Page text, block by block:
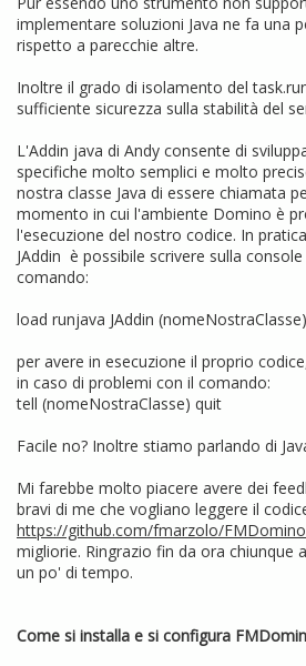
implementare soluzioni Java ne fa una
rispetto a parecchie altre.
Inoltre il grado di isolamento del
sufficiente sicurezza sulla stabilità del
L'Addin java di Andy consente di
specifiche molto semplici e molto
nostra classe Java di essere chiamata
momento in cui l'ambiente Domino è
l'esecuzione del nostro codice. In
JAddin è possibile scrivere sulla
comando:
load runjava JAddin (nomeNostraClasse)
per avere in esecuzione il proprio
in caso di problemi con il comando:
tell (nomeNostraClasse) quit
Facile no? Inoltre stiamo parlando di
Mi farebbe molto piacere avere dei
bravi di me che vogliano leggere il
https://github.com/fmarzolo/
migliorie. Ringrazio fin da ora chiunque
un po' di tempo.
Come si installa e si configura